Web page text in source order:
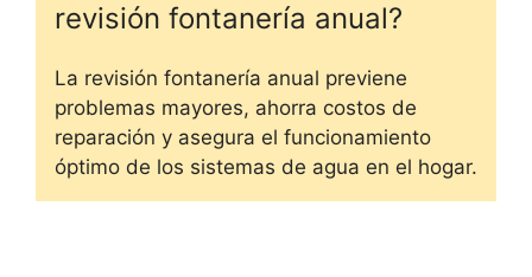
revisión fontanería anual?
La revisión fontanería anual previene
problemas mayores, ahorra costos de
reparación y asegura el funcionamiento
óptimo de los sistemas de agua en el hogar.